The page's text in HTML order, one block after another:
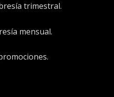
trimestral.
mensual.